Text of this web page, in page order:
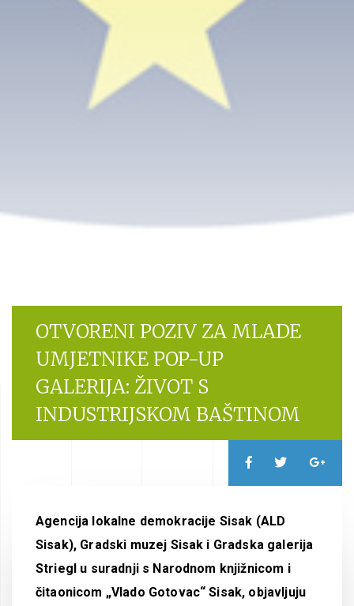
OTVORENI POZIV ZA MLADE
UMJETNIKE POP-UP
GALERIJA: ŽIVOT S
INDUSTRIJSKOM BAŠTINOM
Agencija lokalne demokracije Sisak (ALD
Sisak), Gradski muzej Sisak i Gradska galerija
Striegl u suradnji s Narodnom knjižnicom i
čitaonicom „Vlado Gotovac“ Sisak, objavljuju